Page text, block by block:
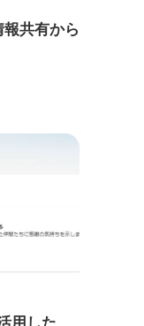
共有から
用した